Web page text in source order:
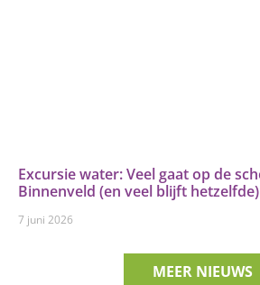
Excursie water: Veel gaat op de
Binnenveld (en veel blijft hetzelfde)
7 juni 2026
MEER NIEUWS